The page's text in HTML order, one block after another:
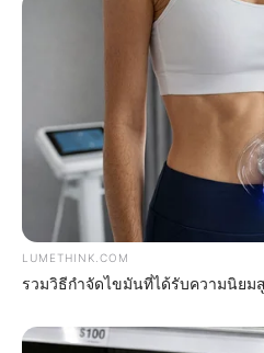
4x Stronger Than Viagra!
LUMETHINK.COM
รวมวิธีกำจัดไขมันที่ได้รับความนิยม